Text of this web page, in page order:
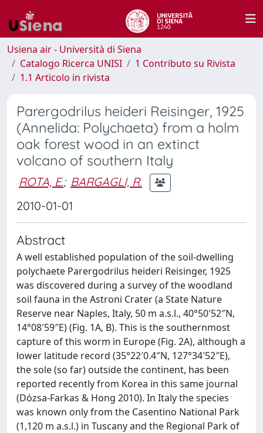
Usiena air - Università di Siena
Catalogo Ricerca UNISI
1 Contributo su Rivista
1.1 Articolo in rivista
Parergodrilus heideri Reisinger, 1925
(Annelida: Polychaeta) from a holm
oak forest wood in an extinct
volcano of southern Italy
ROTA, E.; BARGAGLI, R.
2010-01-01
Abstract
A well established population of the soil-dwelling
polychaete Parergodrilus heideri Reisinger, 1925
was discovered during a survey of the woodland
soil fauna in the Astroni Crater (a State Nature
Reserve near Naples, Italy, 50 m a.s.l., 40°50′52″N,
14°08′59″E) (Fig. 1A, B). This is the southernmost
capture of this worm in Europe (Fig. 2A), although a
lower latitude record (35°22′0.4″N, 127°34′52″E),
the sole (so far) outside the continent, has been
reported recently from Korea in this same journal
(Dózsa-Farkas & Hong 2010). In Italy the species
was known only from the Casentino National Park
(1,120 m a.s.l.) in Tuscany and the Regional Park of